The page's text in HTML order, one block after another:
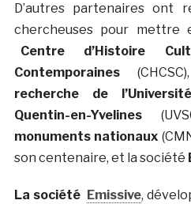
D’autres partenaires ont
chercheuses pour mettre
Centre d’Histoire
Contemporaines
recherche de
Quentin-en-Yvelines
monuments nationaux
son centenaire, et la société
La société Emissive,